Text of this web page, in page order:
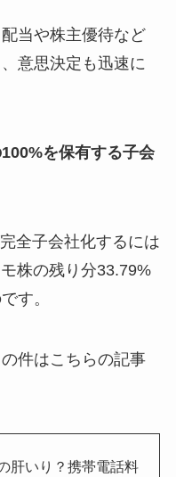
当や株主優待など
意思決定も迅速に
を保有する子会
全子会社化するには
株の残り分33.79%
す。
件はこちらの記事
肝いり？携帯電話料